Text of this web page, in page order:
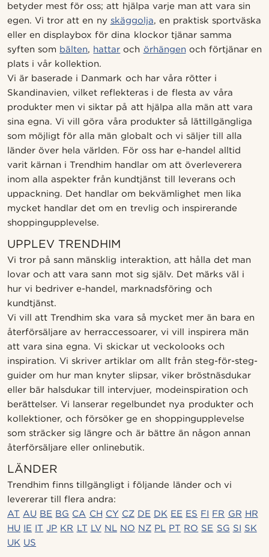
betyder mest för oss; att hjälpa varje man att vara sin
egen. Vi tror att en ny skäggolja, en praktisk sportväska
eller en displaybox för dina klockor tjänar samma
syften som bälten, hattar och örhängen och förtjänar en
plats i vår kollektion.
Vi är baserade i Danmark och har våra rötter i
Skandinavien, vilket reflekteras i de flesta av våra
produkter men vi siktar på att hjälpa alla män att vara
sina egna. Vi vill göra våra produkter så lättillgängliga
som möjligt för alla män globalt och vi säljer till alla
länder över hela världen. För oss har e-handel alltid
varit kärnan i Trendhim handlar om att överleverera
inom alla aspekter från kundtjänst till leverans och
uppackning. Det handlar om bekvämlighet men lika
mycket handlar det om en trevlig och inspirerande
shoppingupplevelse.
UPPLEV TRENDHIM
Vi tror på sann mänsklig interaktion, att hålla det man
lovar och att vara sann mot sig själv. Det märks väl i
hur vi bedriver e-handel, marknadsföring och
kundtjänst.
Vi vill att Trendhim ska vara så mycket mer än bara en
återförsäljare av herraccessoarer, vi vill inspirera män
att vara sina egna. Vi skickar ut veckolooks och
inspiration. Vi skriver artiklar om allt från steg-för-steg-
guider om hur man knyter slipsar, viker bröstnäsdukar
eller bär halsdukar till intervjuer, modeinspiration och
berättelser. Vi lanserar regelbundet nya produkter och
kollektioner, och försöker ge en shoppingupplevelse
som sträcker sig längre och är bättre än någon annan
återförsäljare eller onlinebutik.
LÄNDER
Trendhim finns tillgängligt i följande länder och vi
levererar till flera andra:
AT AU BE BG CA CH CY CZ DE DK EE ES FI FR GR HR
HU IE IT JP KR LT LV NL NO NZ PL PT RO SE SG SI SK
UK US